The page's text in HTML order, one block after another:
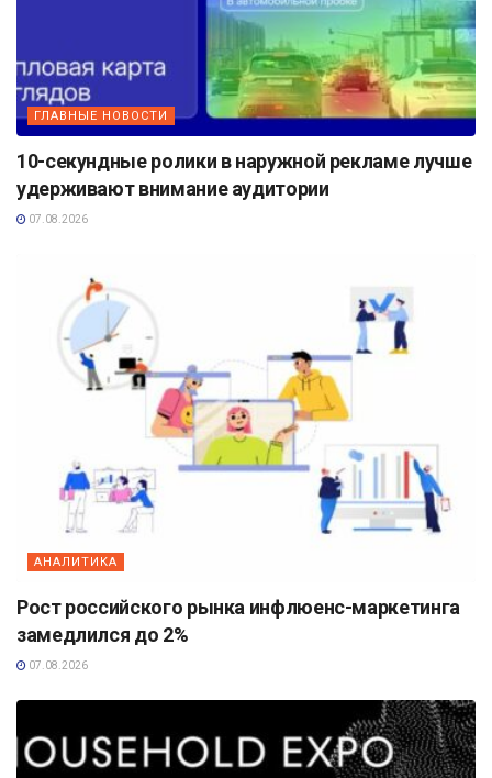
ГЛАВНЫЕ НОВОСТИ
10-секундные ролики в наружной рекламе лучше
удерживают внимание аудитории
07.08.2026
АНАЛИТИКА
Рост российского рынка инфлюенс-маркетинга
замедлился до 2%
07.08.2026